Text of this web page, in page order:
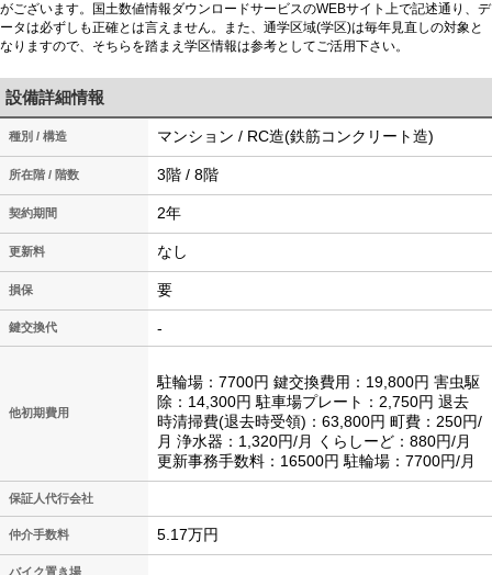
がございます。国土数値情報ダウンロードサービスのWEBサイト上で記述通り、デ
ータは必ずしも正確とは言えません。また、通学区域(学区)は毎年見直しの対象と
なりますので、そちらを踏まえ学区情報は参考としてご活用下さい。
設備詳細情報
種別 / 構造 マンション / RC造(鉄筋コンクリート造)
所在階 / 階数 3階 / 8階
契約期間 2年
更新料 なし
損保 要
鍵交換代 -
他初期費用
駐輪場：7700円 鍵交換費用：19,800円 害虫駆
除：14,300円 駐車場プレート：2,750円 退去
時清掃費(退去時受領)：63,800円 町費：250円/
月 浄水器：1,320円/月 くらしーど：880円/月
更新事務手数料：16500円 駐輪場：7700円/月
保証人代行会社
仲介手数料 5.17万円
バイク置き場